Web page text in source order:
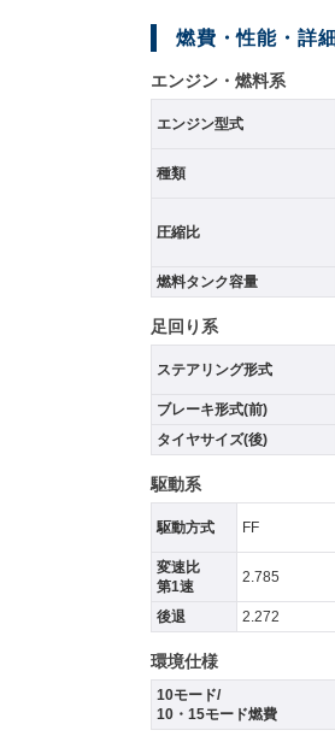
燃費・性能・詳
エンジン・燃料系
エンジン型式
種類
圧縮比
燃料タンク容量
足回り系
ステアリング形式
ブレーキ形式(前)
タイヤサイズ(後)
駆動系
駆動方式 FF
変速比
第1速
2.785
後退 2.272
環境仕様
10モード/
10・15モード燃費